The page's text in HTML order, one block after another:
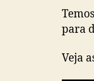
para
Veja